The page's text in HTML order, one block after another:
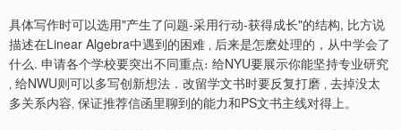
具体写作时可以选用"产生了问题-采用行动-获得成长"的结构, 比方说
描述在Linear Algebra中遇到的困难 ‚ 后来是怎麽处理的，从中学会了
什么. 申请各个学校要突出不同重点։ 给NYU要展示你能坚持专业研究
‚ 给NWU则可以多写创新想法．改留学文书时要反复打磨 ‚ 去掉没太
多关系内容‚ 保证推荐信函里聊到的能力和PS文书主线对得上。